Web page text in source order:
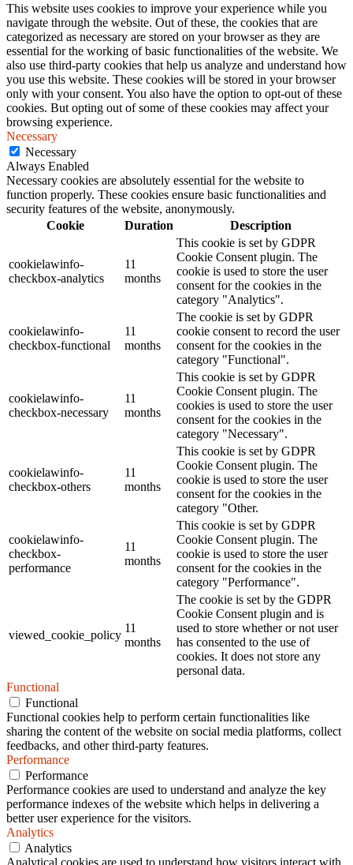
This website uses cookies to improve your experience while you
navigate through the website. Out of these, the cookies that are
categorized as necessary are stored on your browser as they are
essential for the working of basic functionalities of the website. We
also use third-party cookies that help us analyze and understand how
you use this website. These cookies will be stored in your browser
only with your consent. You also have the option to opt-out of these
cookies. But opting out of some of these cookies may affect your
browsing experience.
Necessary
Necessary
Always Enabled
Necessary cookies are absolutely essential for the website to
function properly. These cookies ensure basic functionalities and
security features of the website, anonymously.
Cookie
Duration Description
cookielawinfo-
checkbox-analytics
11
months
This cookie is set by GDPR
Cookie Consent plugin. The
cookie is used to store the user
consent for the cookies in the
category "Analytics".
cookielawinfo-
checkbox-functional
11
months
The cookie is set by GDPR
cookie consent to record the user
consent for the cookies in the
category "Functional".
cookielawinfo-
checkbox-necessary
11
months
This cookie is set by GDPR
Cookie Consent plugin. The
cookies is used to store the user
consent for the cookies in the
category "Necessary".
cookielawinfo-
checkbox-others
11
months
This cookie is set by GDPR
Cookie Consent plugin. The
cookie is used to store the user
consent for the cookies in the
category "Other.
cookielawinfo-
checkbox-
performance
11
months
This cookie is set by GDPR
Cookie Consent plugin. The
cookie is used to store the user
consent for the cookies in the
category "Performance".
viewed_cookie_policy
11
months
The cookie is set by the GDPR
Cookie Consent plugin and is
used to store whether or not user
has consented to the use of
cookies. It does not store any
personal data.
Functional
Functional
Functional cookies help to perform certain functionalities like
sharing the content of the website on social media platforms, collect
feedbacks, and other third-party features.
Performance
Performance
Performance cookies are used to understand and analyze the key
performance indexes of the website which helps in delivering a
better user experience for the visitors.
Analytics
Analytics
Analytical cookies are used to understand how visitors interact with